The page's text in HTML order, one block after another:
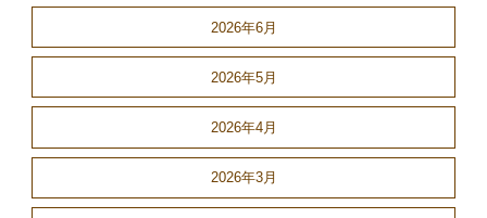
2026年6月
2026年5月
2026年4月
2026年3月